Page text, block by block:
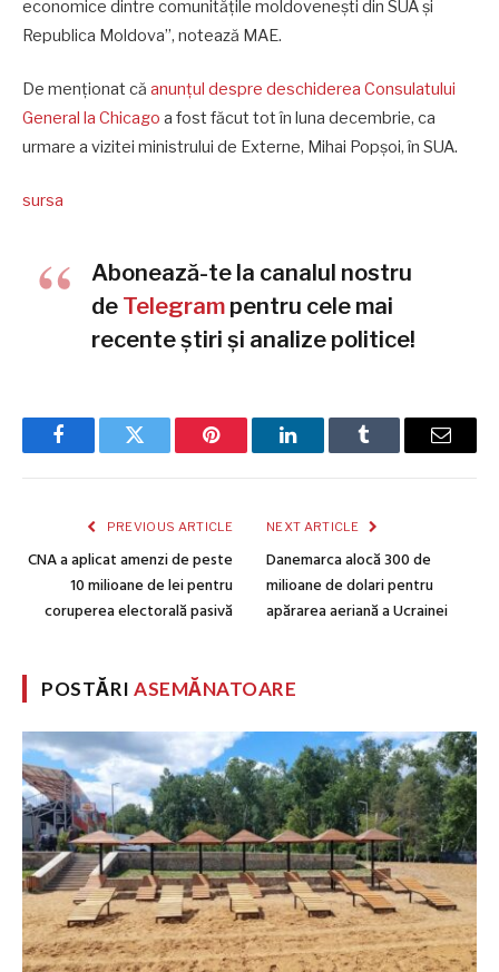
economice dintre comunitățile moldovenești din SUA și
Republica Moldova”, notează MAE.
De menționat că anunțul despre deschiderea Consulatului
General la Chicago a fost făcut tot în luna decembrie, ca
urmare a vizitei ministrului de Externe, Mihai Popșoi, în SUA.
sursa
Abonează-te la canalul nostru
de Telegram pentru cele mai
recente știri și analize politice!
FacebookTwitter Pinterest LinkedInTumblr Email
PREVIOUS ARTICLE
CNA a aplicat amenzi de peste
10 milioane de lei pentru
coruperea electorală pasivă
NEXT ARTICLE
Danemarca alocă 300 de
milioane de dolari pentru
apărarea aeriană a Ucrainei
POSTĂRIASEMĂNATOARE